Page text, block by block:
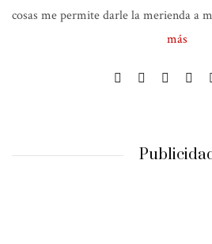
cosas me permite darle la merienda a
más